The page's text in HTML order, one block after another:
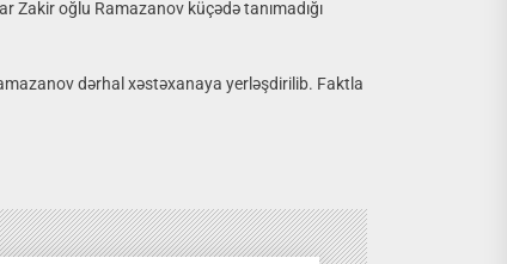
Zakir oğlu Ramazanov küçədə tanımadığı
dərhal xəstəxanaya yerləşdirilib. Faktla